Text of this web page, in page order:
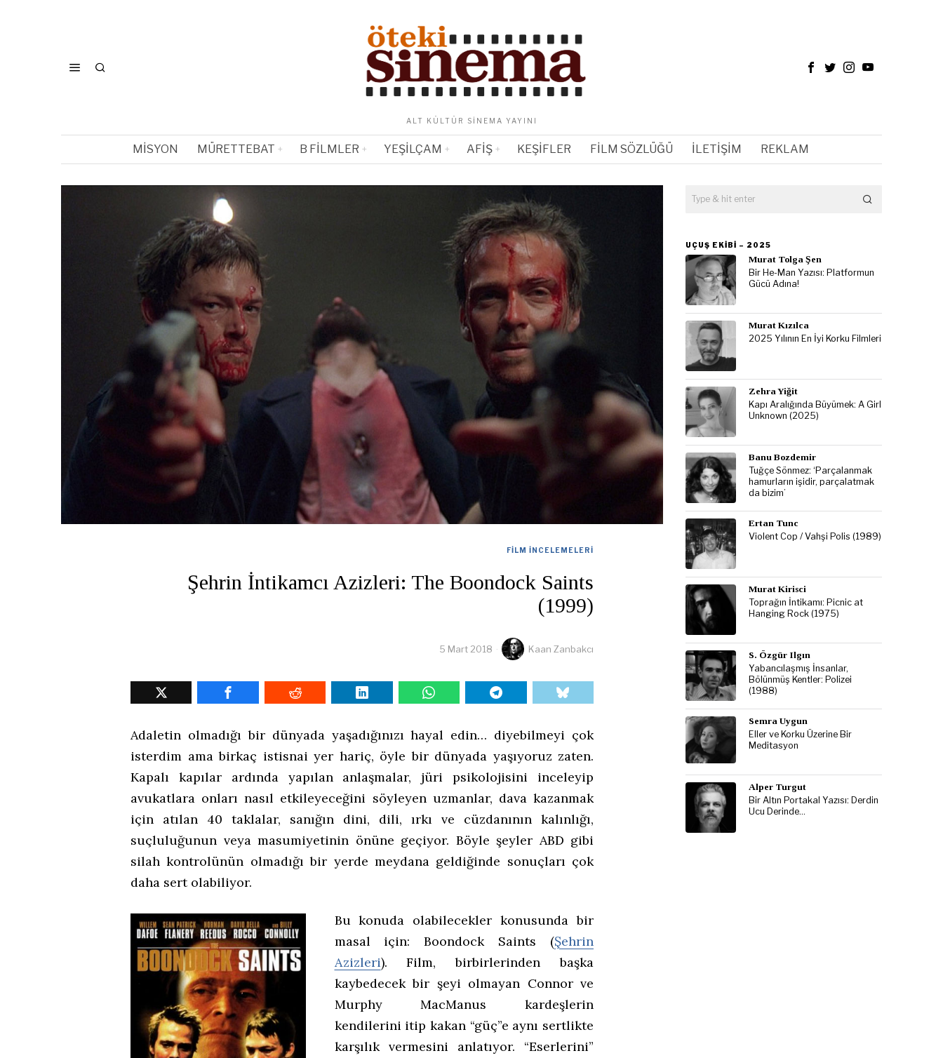
ALT KÜLTÜR SINEMA YAYINI
MISYON MÜRETTEBAT B FILMLER YEŞILÇAM AFIŞ KEŞIFLER FILM SÖZLÜĞÜ İLETIŞIM REKLAM
FILM İNCELEMELERI
Şehrin İntikamcı Azizleri: The Boondock Saints
(1999)
5 Mart 2018 Kaan Zanbakcı
Adaletin olmadığı bir dünyada yaşadığınızı hayal edin… diyebilmeyi çok
isterdim ama birkaç istisnai yer hariç, öyle bir dünyada yaşıyoruz zaten.
Kapalı kapılar ardında yapılan anlaşmalar, jüri psikolojisini inceleyip
avukatlara onları nasıl etkileyeceğini söyleyen uzmanlar, dava kazanmak
için atılan 40 taklalar, sanığın dini, dili, ırkı ve cüzdanının kalınlığı,
suçluluğunun veya masumiyetinin önüne geçiyor. Böyle şeyler ABD gibi
silah kontrolünün olmadığı bir yerde meydana geldiğinde sonuçları çok
daha sert olabiliyor.
Bu konuda olabilecekler konusunda bir
masal için: Boondock Saints (Şehrin
Azizleri). Film, birbirlerinden başka
kaybedecek bir şeyi olmayan Connor ve
Murphy MacManus kardeşlerin
kendilerini itip kakan “güç”e aynı sertlikte
karşılık vermesini anlatıyor. “Eserlerini”
UÇUŞ EKIBI – 2025
Murat Tolga Şen
Bir He-Man Yazısı: Platformun
Gücü Adına!
Murat Kızılca
2025 Yılının En İyi Korku Filmleri
Zehra Yiğit
Kapı Aralığında Büyümek: A Girl
Unknown (2025)
Banu Bozdemir
Tuğçe Sönmez: ‘Parçalanmak
hamurların işidir, parçalatmak
da bizim’
Ertan Tunc
Violent Cop / Vahşi Polis (1989)
Murat Kirisci
Toprağın İntikamı: Picnic at
Hanging Rock (1975)
S. Özgür Ilgın
Yabancılaşmış İnsanlar,
Bölünmüş Kentler: Polizei
(1988)
Semra Uygun
Eller ve Korku Üzerine Bir
Meditasyon
Alper Turgut
Bir Altın Portakal Yazısı: Derdin
Ucu Derinde…